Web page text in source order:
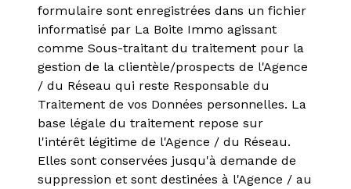
formulaire sont enregistrées dans un fichier
informatisé par La Boite Immo agissant
comme Sous-traitant du traitement pour la
gestion de la clientèle/prospects de l'Agence
/ du Réseau qui reste Responsable du
Traitement de vos Données personnelles. La
base légale du traitement repose sur
l'intérêt légitime de l'Agence / du Réseau.
Elles sont conservées jusqu'à demande de
suppression et sont destinées à l'Agence / au